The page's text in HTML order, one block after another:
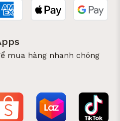
mua hàng nhanh chóng